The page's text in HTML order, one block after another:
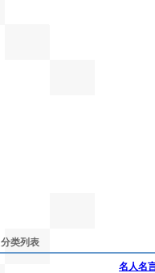
分类列表
名人名